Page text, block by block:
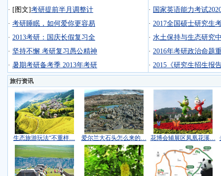
· [图文]考研提前半月调整计
· 考研睡眠，如何爱你更容易
· 2013考研：国庆长假复习全
· 坚持不懈 考研复习愚公精神
· 暑期考研备考季 2013年考研
· 国家英语能力考试
· 2017全国硕士研究生
· 水土保持与生态研究
· 2016年考研政治命题
· 2015《研究生招生报
旅行资讯
生态旅游玩法“不重样… 爱尔兰大石头怎么来的… 花博会辅展区凤凰花溪…